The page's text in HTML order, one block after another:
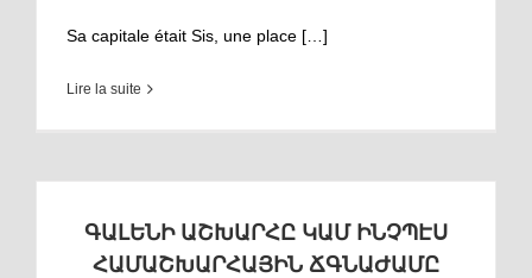
Sa capitale était Sis, une place […]
Lire la suite
ԳԱԼԵՆԻ ԱՇԽԱՐՀԸ ԿԱՄ ԻՆՉՊԷՍ
ՀԱՄԱՇԽԱՐՀԱՅԻՆ ՃԳՆԱԺԱՄԸ